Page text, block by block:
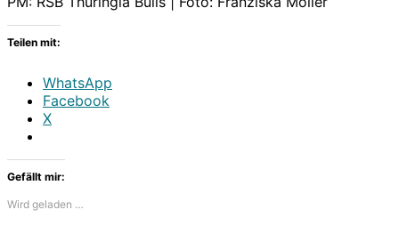
Teilen mit:
WhatsApp
Facebook
X
Gefällt mir:
Wird geladen …